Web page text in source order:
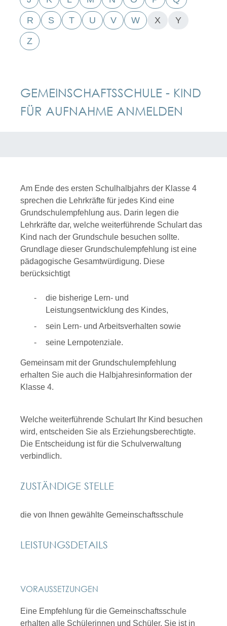
R S T U V W X Y
Z
GEMEINSCHAFTSSCHULE - KIND
FÜR AUFNAHME ANMELDEN
Am Ende des ersten Schulhalbjahrs der Klasse 4
sprechen die Lehrkräfte für jedes Kind eine
Grundschulempfehlung aus. Darin legen die
Lehrkräfte dar, welche weiterführende Schulart das
Kind nach der Grundschule besuchen sollte.
Grundlage dieser Grundschulempfehlung ist eine
pädagogische Gesamtwürdigung. Diese
berücksichtigt
die bisherige Lern- und
Leistungsentwicklung des Kindes,
sein Lern- und Arbeitsverhalten sowie
seine Lernpotenziale.
Gemeinsam mit der Grundschulempfehlung
erhalten Sie auch die Halbjahresinformation der
Klasse 4.
Welche weiterführende Schulart Ihr Kind besuchen
wird, entscheiden Sie als Erziehungsberechtigte.
Die Entscheidung ist für die Schulverwaltung
verbindlich.
ZUSTÄNDIGE STELLE
die von Ihnen gewählte Gemeinschaftsschule
LEISTUNGSDETAILS
VORAUSSETZUNGEN
Eine Empfehlung für die Gemeinschaftsschule
erhalten alle Schülerinnen und Schüler. Sie ist in